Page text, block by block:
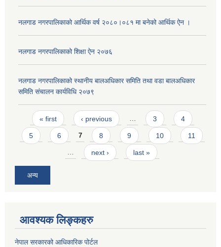
नलगाड नगरपालिकाको आर्थिक वर्ष २०८०।०८१ मा बनेको आर्थिक ऐन ।
नलगाड नगरपालिकाको शिक्षा ऐन २०७६
नलगाड नगरपालिकाको स्थानीय बालअधिकार समिति तथा वडा बालअधिकार
समिति संचालन कार्यविधि २०७९
Pages
« first ‹ previous … 3 4
5 6 7 8 9 10 11
… next › last »
अन्य
आवश्यक लिङ्कहरु
नेपाल सरकारको आधिकारिक पोर्टल